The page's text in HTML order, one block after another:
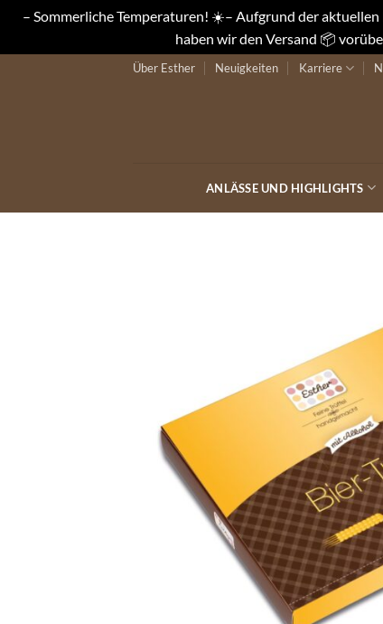
– Sommerliche Temperaturen! ☀️– Aufgrund der
haben wir den Versand 📦
Über Esther Neuigkeiten Karriere
ANLÄSSE UND HIGHLIGHTS